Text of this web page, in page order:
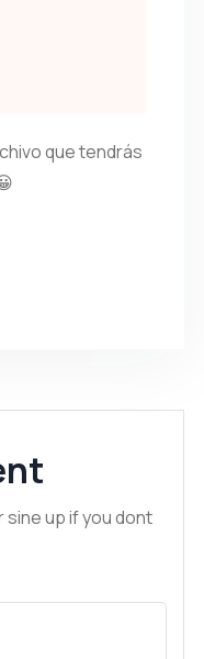
que tendrás
up if you dont